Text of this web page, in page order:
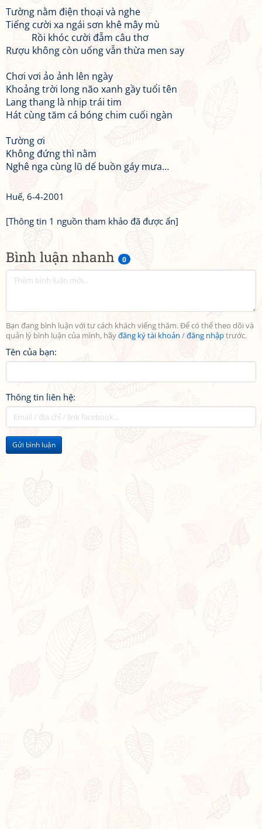
Bình luận nhanh 0
Bạn đang bình luận với tư cách khách viếng thăm. Để có thể theo dõi và
quản lý bình luận của mình, hãyđăng ký tài khoản /đăng nhậptrước.
Tên của bạn:
Thông tin liên hệ:
Gửi bình luận
Tường nằm điện thoại và nghe
Tiếng cười xa ngái sơn khê mây mù
Rồi khóc cười đẫm câu thơ
Rượu không còn uống vẫn thừa men say
Chơi vơi ảo ảnh lên ngày
Khoảng trời long não xanh gầy tuổi tên
Lang thang là nhịp trái tim
Hát cùng tăm cá bóng chim cuối ngàn
Tường ơi
Không đứng thì nằm
Nghê nga cùng lũ dế buồn gáy mưa…
Huế, 6-4-2001
[Thông tin 1 nguồn tham khảo đã được ẩn]